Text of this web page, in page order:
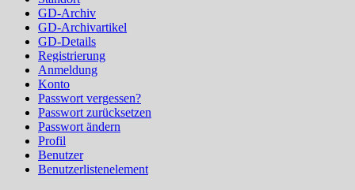
GD-Archiv
GD-Archivartikel
GD-Details
Registrierung
Anmeldung
Konto
Passwort vergessen?
Passwort zurücksetzen
Passwort ändern
Profil
Benutzer
Benutzerlistenelement